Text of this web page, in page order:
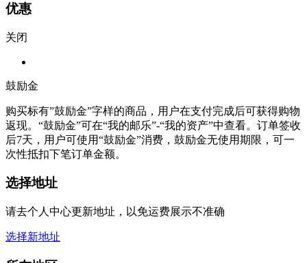
优惠
关闭
鼓励金
购买标有”鼓励金”字样的商品，用户在支付完成后可获得购物
返现。“鼓励金”可在“我的邮乐”-“我的资产”中查看。订单签收
后7天，用户可使用“鼓励金”消费，鼓励金无使用期限，可一
次性抵扣下笔订单金额。
选择地址
请去个人中心更新地址，以免运费展示不准确
选择新地址